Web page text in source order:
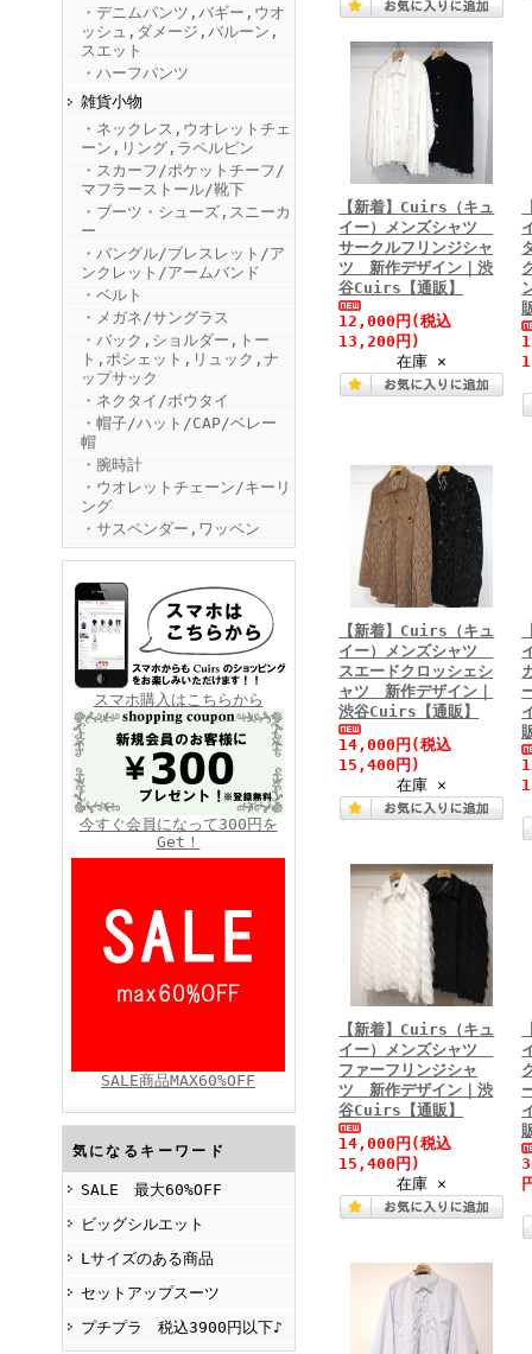
FINEBOYS2025年8月号
FINEBOYS2025年7月号
FINEBOYS2025年6月号
FINEBOYS2025年5月号
FINEBOYS2025年4月号
・デニムパンツ,バギー,ウオ
ッシュ,ダメージ,バルーン,
スエット
・ハーフパンツ
雑貨小物
・ネックレス,ウオレットチェ
ーン,リング,ラペルピン
・スカーフ/ポケットチーフ/
マフラーストール/靴下
・ブーツ・シューズ,スニーカ
ー
・バングル/ブレスレット/ア
ンクレット/アームバンド
・ベルト
・メガネ/サングラス
・バック,ショルダー,トー
ト,ポシェット,リュック,ナ
ップサック
・ネクタイ/ボウタイ
・帽子/ハット/CAP/ベレー
帽
・腕時計
・ウオレットチェーン/キーリ
ング
・サスペンダー,ワッペン
スマホ購入はこちらから
今すぐ会員になって300円を
Get！
SALE商品MAX60%OFF
気になるキーワード
SALE 最大60%OFF
ビッグシルエット
Lサイズのある商品
セットアップスーツ
プチプラ 税込3900円以下♪
【新着】Cuirs（キュ
イー）メンズシャツ
サークルフリンジシャ
ツ 新作デザイン｜渋
谷Cuirs【通販】
12,000円 (税込
13,200円)
在庫 ×
【新着】Cuirs（キュ
イー）メンズシャツ
スエードクロッシェシ
ャツ 新作デザイン｜
渋谷Cuirs【通販】
14,000円 (税込
15,400円)
在庫 ×
【新着】Cuirs（キュ
イー）メンズシャツ
ファーフリンジシャ
ツ 新作デザイン｜渋
谷Cuirs【通販】
14,000円 (税込
15,400円)
在庫 ×